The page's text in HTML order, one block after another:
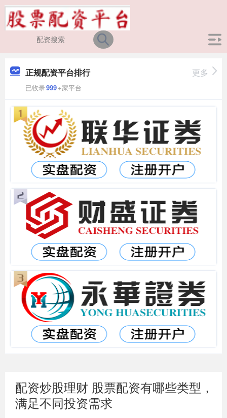
正规配资平台排行
已收录999+家平台
更多
配资炒股理财 股票配资有哪些类型，
满足不同投资需求